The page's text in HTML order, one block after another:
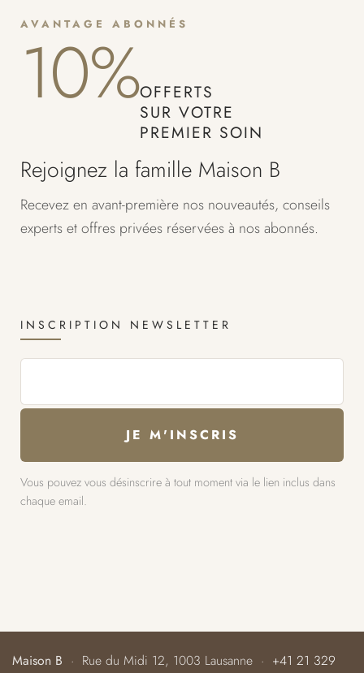
AVANTAGE ABONNÉS
10%OFFERTS
SUR VOTRE
PREMIER SOIN
Rejoignez la famille Maison B
Recevez en avant-première nos nouveautés, conseils
experts et offres privées réservées à nos abonnés.
INSCRIPTION NEWSLETTER
Vous pouvez vous désinscrire à tout moment via le lien inclus dans
chaque email.
Maison B · Rue du Midi 12, 1003 Lausanne · +41 21 329